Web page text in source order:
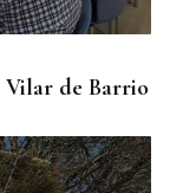
Vilar de Barrio